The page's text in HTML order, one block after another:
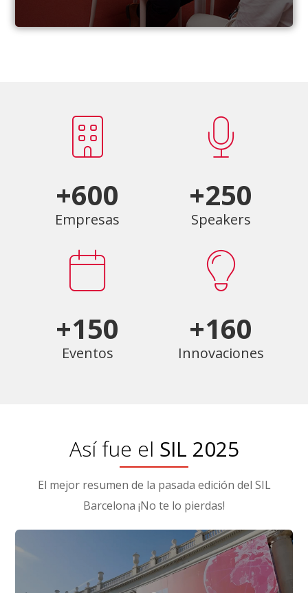
+600
Empresas
+250
Speakers
+150
Eventos
+160
Innovaciones
Así fue el SIL 2025
El mejor resumen de la pasada edición del SIL
Barcelona ¡No te lo pierdas!